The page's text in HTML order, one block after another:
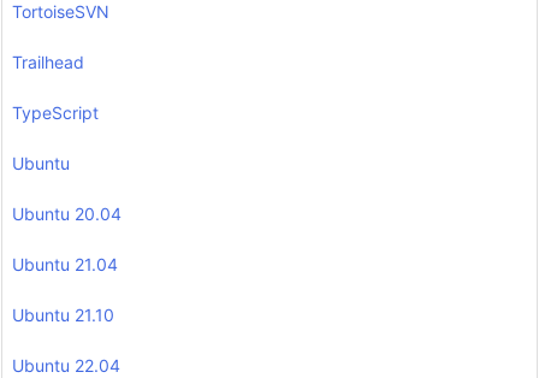
TortoiseSVN
Trailhead
TypeScript
Ubuntu
Ubuntu 20.04
Ubuntu 21.04
Ubuntu 21.10
Ubuntu 22.04